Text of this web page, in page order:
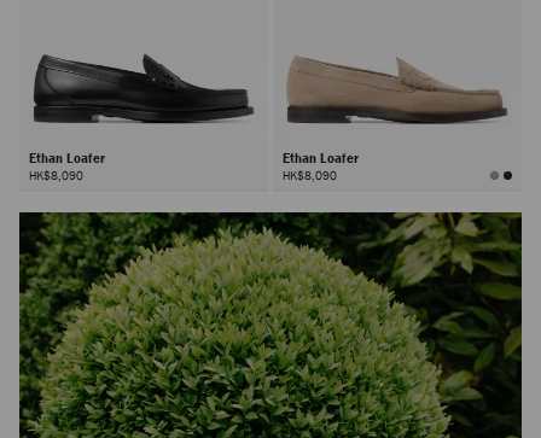
Ethan Loafer
HK$8,090
Ethan Loafer
HK$8,090